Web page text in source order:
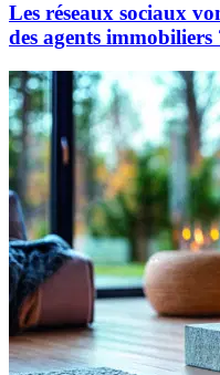
Les réseaux sociaux
des agents immobiliers